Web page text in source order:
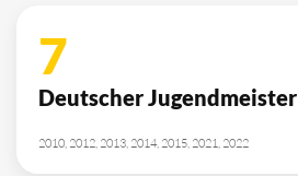
7
Deutscher Jugendmeister
2010, 2012, 2013, 2014, 2015, 2021, 2022